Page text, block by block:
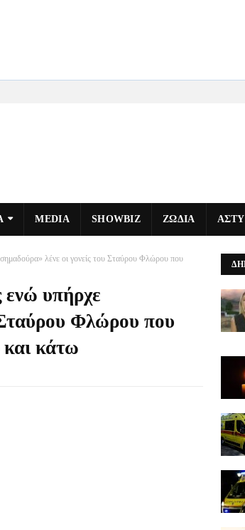
MEDIA SHOWBIZ ΖΩΔΙΑ
λένε οι γονείς του Σταύρου Φλώρου που
υπήρχε
Φλώρου που
κάτω